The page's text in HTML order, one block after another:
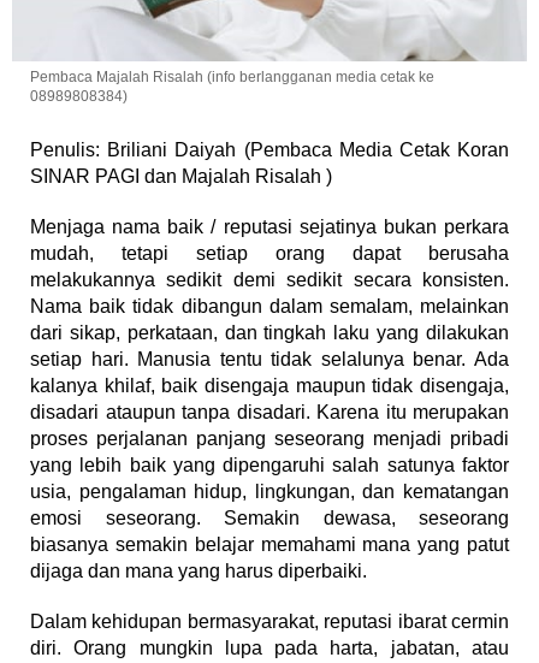
Pembaca Majalah Risalah (info berlangganan media cetak ke
08989808384)
Penulis: Briliani Daiyah (Pembaca Media Cetak Koran
SINAR PAGI dan Majalah Risalah )
Menjaga nama baik / reputasi sejatinya bukan perkara
mudah, tetapi setiap orang dapat berusaha
melakukannya sedikit demi sedikit secara konsisten.
Nama baik tidak dibangun dalam semalam, melainkan
dari sikap, perkataan, dan tingkah laku yang dilakukan
setiap hari. Manusia tentu tidak selalunya benar. Ada
kalanya khilaf, baik disengaja maupun tidak disengaja,
disadari ataupun tanpa disadari. Karena itu merupakan
proses perjalanan panjang seseorang menjadi pribadi
yang lebih baik yang dipengaruhi salah satunya faktor
usia, pengalaman hidup, lingkungan, dan kematangan
emosi seseorang. Semakin dewasa, seseorang
biasanya semakin belajar memahami mana yang patut
dijaga dan mana yang harus diperbaiki.
Dalam kehidupan bermasyarakat, reputasi ibarat cermin
diri. Orang mungkin lupa pada harta, jabatan, atau